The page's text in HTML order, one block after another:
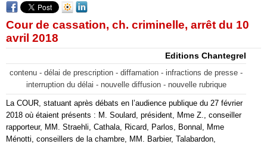
Cour de cassation, ch. criminelle, arrêt du 10
avril 2018
Editions Chantegrel
contenu - délai de prescription - diffamation - infractions de presse -
interruption du délai - nouvelle diffusion - nouvelle rubrique
La COUR, statuant après débats en l’audience publique du 27 février
2018 où étaient présents : M. Soulard, président, Mme Z., conseiller
rapporteur, MM. Straehli, Cathala, Ricard, Parlos, Bonnal, Mme
Ménotti, conseillers de la chambre, MM. Barbier, Talabardon,